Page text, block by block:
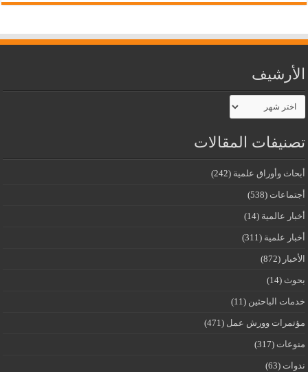
الأرشيف
الأرشيف
تصنيفات المقالات
أبحاث وأوراق علمية (242)
أجتماعات (538)
أخبار عالمية (14)
أخبار علمية (311)
الأخبار (872)
بحوث (14)
خدمات الباحثين (11)
مؤتمرات وورش عمل (471)
منوعات (317)
ندوات (63)